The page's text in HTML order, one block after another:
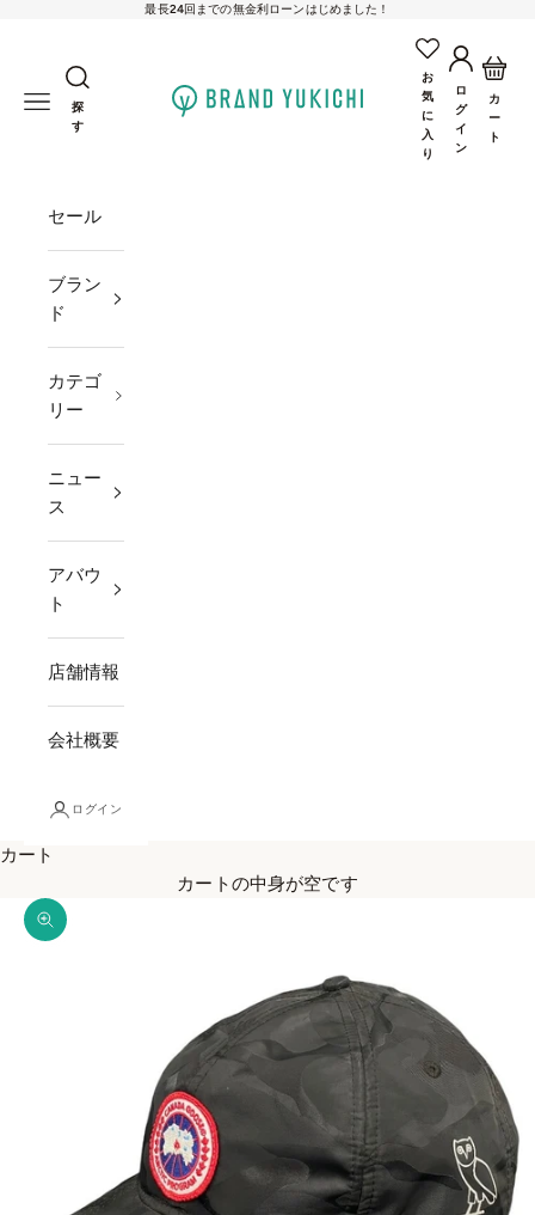
コンテンツへスキップ最長24回までの無金利ローンはじめました！
brand-yukichi
メニューを開く
探
す
お
気
に
入
り
アカウン
ロ
グ
イ
ン
カー
カ
ー
ト
セール
ブラン
ド
カテゴ
リー
ニュー
ス
アバウ
ト
店舗情報
会社概要
ログイン
カート
カートの中身が空です
ズームイン